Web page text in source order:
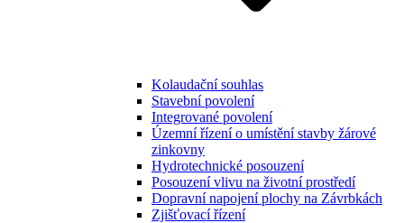
Kolaudační souhlas
Stavební povolení
Integrované povolení
Územní řízení o umístění stavby žárové
zinkovny
Hydrotechnické posouzení
Posouzení vlivu na životní prostředí
Dopravní napojení plochy na Závrbkách
Zjišťovací řízení